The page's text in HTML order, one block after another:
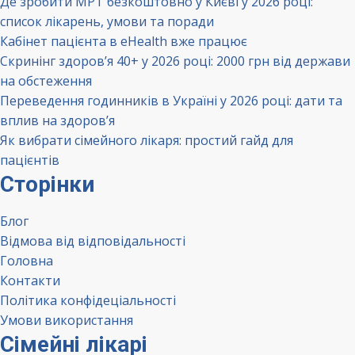
список лікарень, умови та поради
Кабінет пацієнта в eHealth вже працює
Скринінг здоров’я 40+ у 2026 році: 2000 грн від держави
на обстеження
Переведення годинників в Україні у 2026 році: дати та
вплив на здоров’я
Як вибрати сімейного лікаря: простий гайд для
пацієнтів
Сторінки
Блог
Відмова від відповідальності
Головна
Контакти
Політика конфідеціальності
Умови використання
Сімейні лікарі